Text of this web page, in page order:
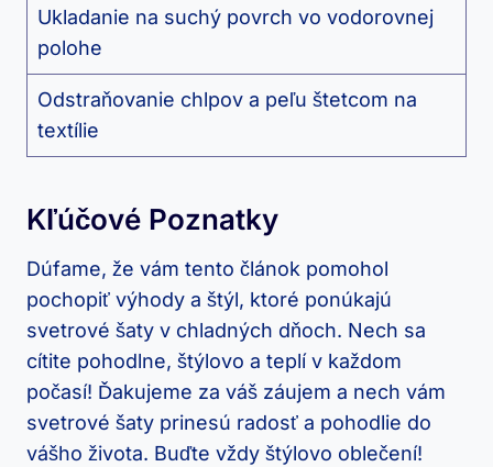
Ukladanie na suchý povrch vo vodorovnej​
polohe
Odstraňovanie chlpov ​a peľu ‍štetcom na‍
textílie
Kľúčové Poznatky
Dúfame, že vám​ tento článok pomohol
‍pochopiť výhody⁣ a štýl, ktoré ‍ponúkajú⁤
svetrové šaty⁣ v chladných⁢ dňoch. Nech sa⁣
cítite pohodlne, štýlovo​ a teplí v každom
počasí! Ďakujeme⁢ za váš záujem a ‍nech vám​
svetrové šaty prinesú‍ radosť⁢ a pohodlie do
vášho⁢ života. Buďte vždy štýlovo oblečení!